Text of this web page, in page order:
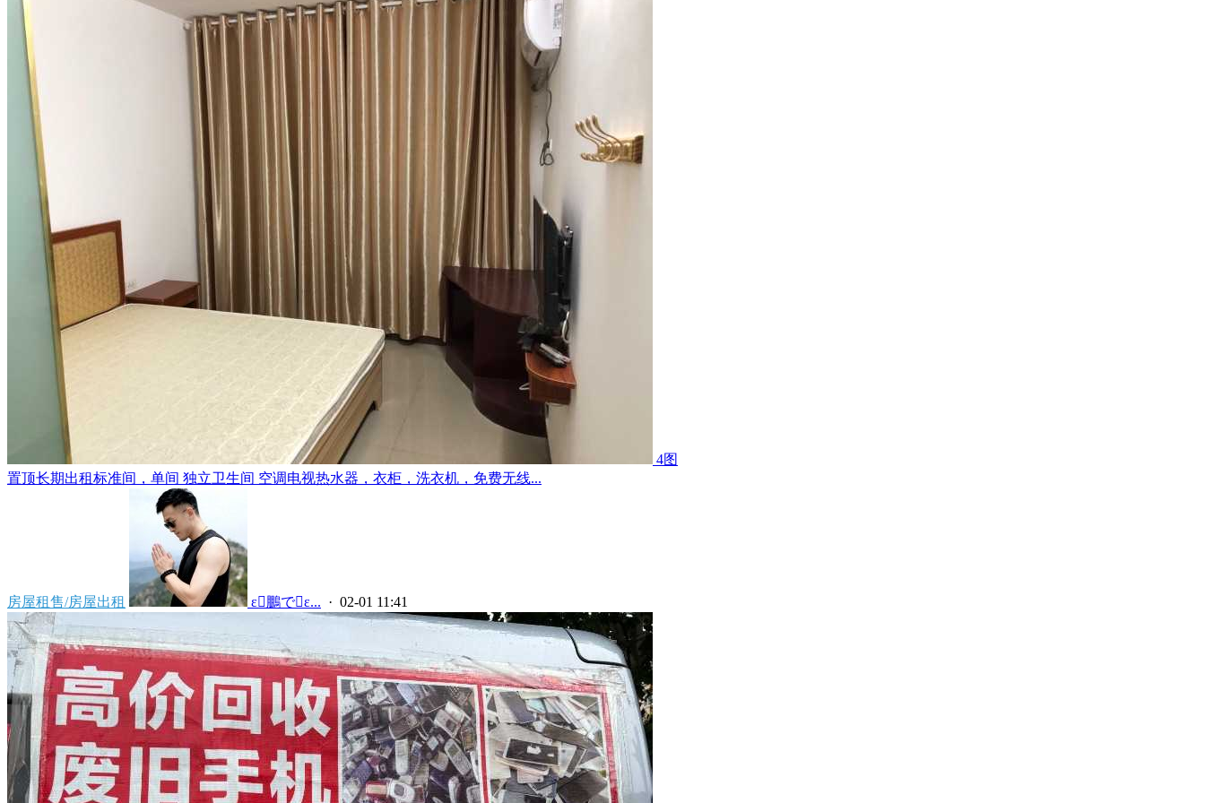
4图
置顶长期出租标准间，单间 独立卫生间 空调电视热水器，衣柜，洗衣机，免费无线...
房屋租售/房屋出租  ε鵬でε... · 02-01 11:41